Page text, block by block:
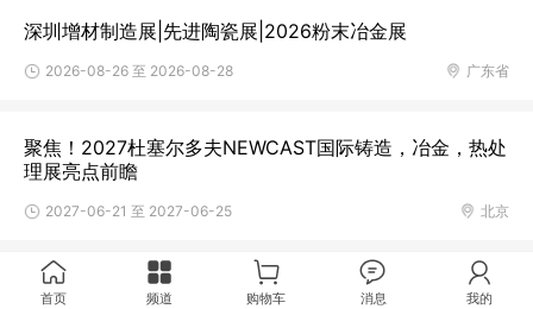
深圳增材制造展|先进陶瓷展|2026粉末冶金展
广东省
2026-08-26 至 2026-08-28
聚焦！2027杜塞尔多夫NEWCAST国际铸造，冶金，热处
理展亮点前瞻
北京
2027-06-21 至 2027-06-25
首页 频道 购物车 消息 我的